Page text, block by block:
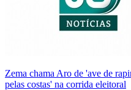
Zema chama Aro de 'ave de
pelas costas' na corrida eleitoral